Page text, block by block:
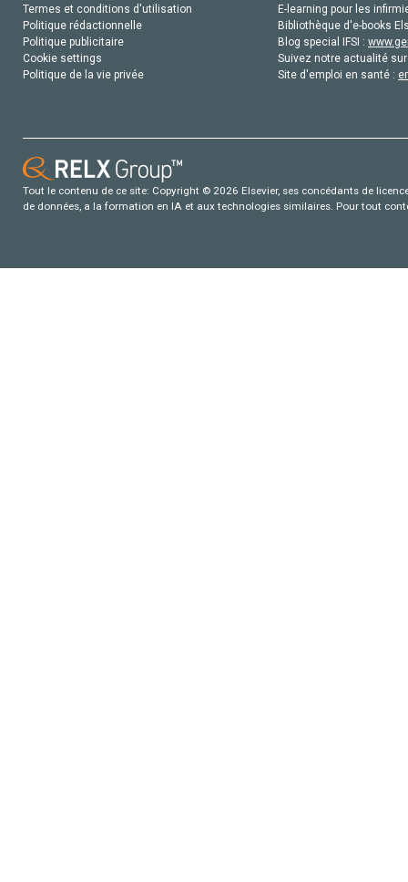
Termes et conditions d'utilisation
Politique rédactionnelle
Politique publicitaire
Cookie settings
Politique de la vie privée
E-learning pour les
Bibliothèque d'e-books
Blog special IFSI :
Suivez notre actualité
Site d'emploi en santé :
Tout le contenu de ce site: Copyright © 2026 Elsevier, ses concédants de
de données, a la formation en IA et aux technologies similaires. Pour tout